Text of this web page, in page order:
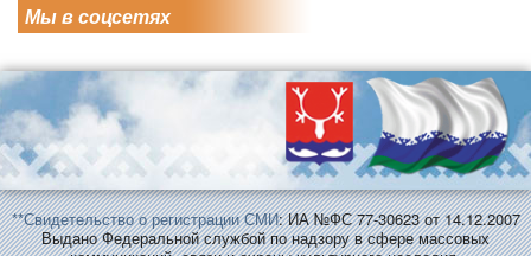
Мы в соцсетях
**Свидетельство о регистрации СМИ: ИА №ФС 77-30623 от 14.12.2007
Выдано Федеральной службой по надзору в сфере массовых